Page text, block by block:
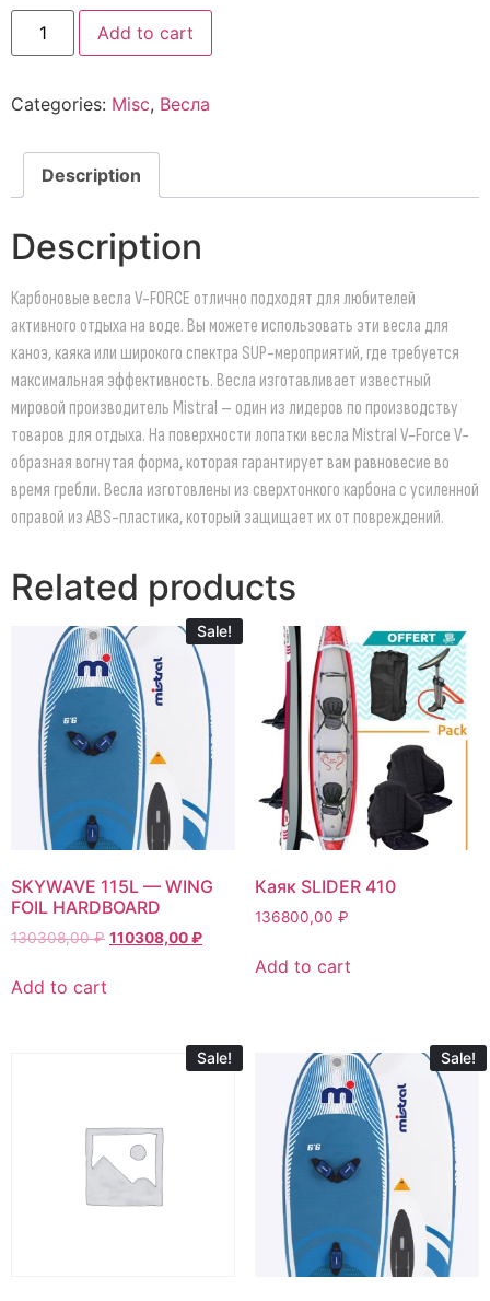
Add to cart
Categories: Misc, Весла
Description
Description
Карбоновые весла V-FORCE отлично подходят для любителей
активного отдыха на воде. Вы можете использовать эти весла для
каноэ, каяка или широкого спектра SUP-мероприятий, где требуется
максимальная эффективность. Весла изготавливает известный
мировой производитель Mistral – один из лидеров по производству
товаров для отдыха. На поверхности лопатки весла Mistral V-Force V-
образная вогнутая форма, которая гарантирует вам равновесие во
время гребли. Весла изготовлены из сверхтонкого карбона с усиленной
оправой из ABS-пластика, который защищает их от повреждений.
Related products
Sale!
SKYWAVE 115L — WING
FOIL HARDBOARD
130308,00₽ 110308,00₽
Add to cart
Каяк SLIDER 410
136800,00 ₽
Add to cart
Sale! Sale!